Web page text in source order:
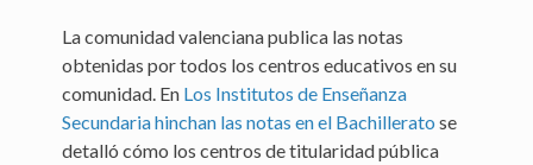
La comunidad valenciana publica las notas
obtenidas por todos los centros educativos en su
comunidad. En Los Institutos de Enseñanza
Secundaria hinchan las notas en el Bachillerato se
detalló cómo los centros de titularidad pública